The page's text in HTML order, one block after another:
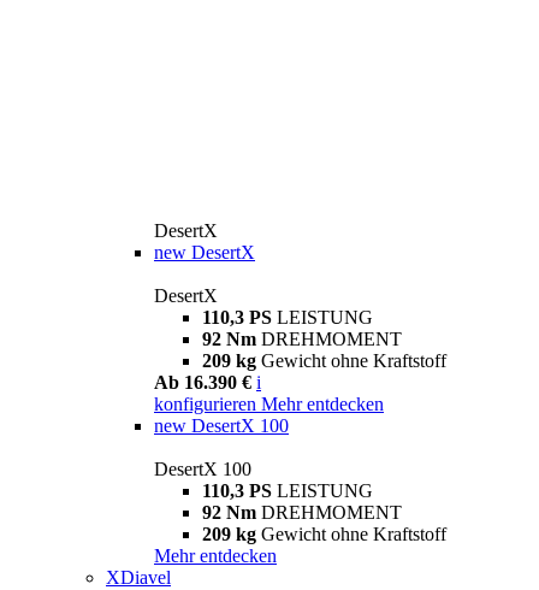
DesertX
new DesertX
DesertX
110,3 PS LEISTUNG
92 Nm DREHMOMENT
209 kg Gewicht ohne Kraftstoff
Ab 16.390 € i
konfigurieren Mehr entdecken
new DesertX 100
DesertX 100
110,3 PS LEISTUNG
92 Nm DREHMOMENT
209 kg Gewicht ohne Kraftstoff
Mehr entdecken
XDiavel